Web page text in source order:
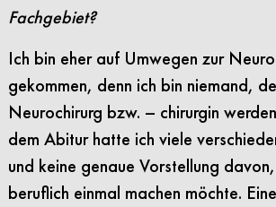
Fachgebiet?
Ich bin eher auf Umwegen zur
gekommen, denn ich bin niemand,
Neurochirurg bzw. – chirurgin
dem Abitur hatte ich viele
und keine genaue Vorstellung
beruflich einmal machen möchte.